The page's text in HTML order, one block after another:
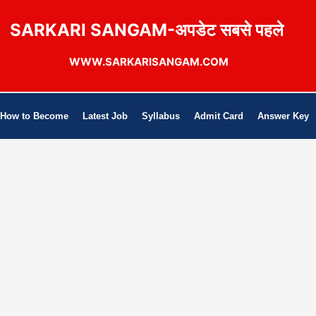
SARKARI SANGAM-अपडेट सबसे पहले
WWW.SARKARISANGAM.COM
How to Become Latest Job Syllabus Admit Card Answer Key